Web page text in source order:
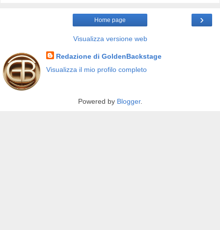
›
Home page
Visualizza versione web
Redazione di GoldenBackstage
Visualizza il mio profilo completo
Powered by Blogger.